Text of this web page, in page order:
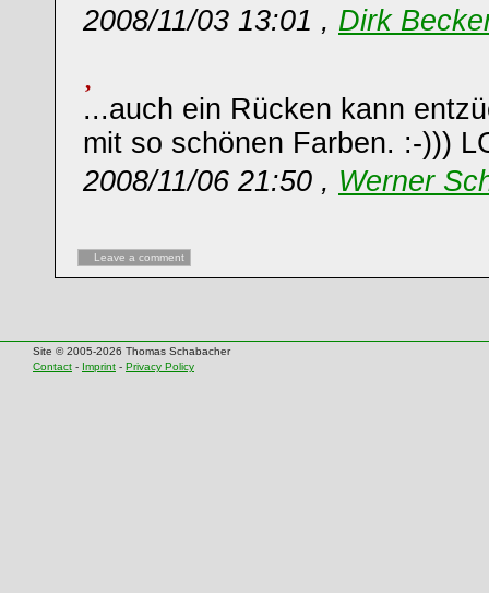
2008/11/03 13:01 , Dirk
...auch ein Rücken kann
mit so schönen Farben. :-)))
2008/11/06 21:50 , Werner
Leave a comment
Site © 2005-2026 Thomas Schabacher
Contact - Imprint - Privacy Policy